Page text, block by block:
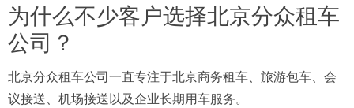
为什么不少客户选择北京分众租车
公司？
北京分众租车公司一直专注于北京商务租车、旅游包车、会
议接送、机场接送以及企业长期用车服务。